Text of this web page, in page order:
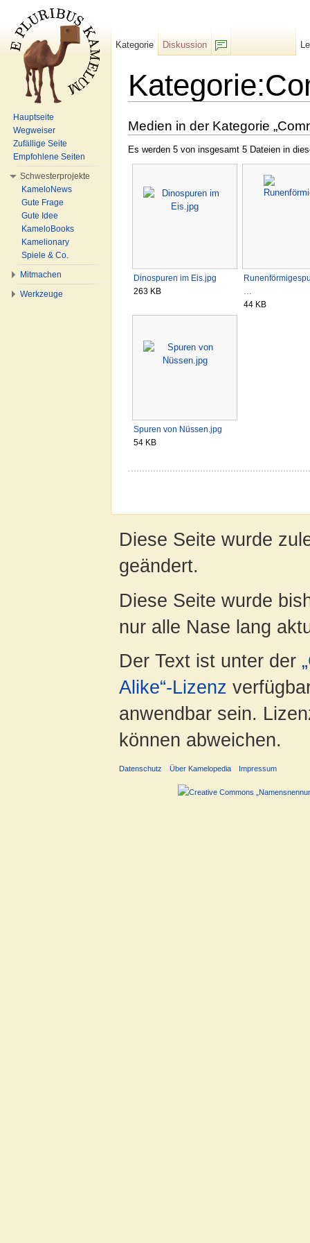
Medien in der Kategorie
Es werden 5 von insgesamt 5 Dateien in
Dinospuren im Eis.jpg
263 KB
44 KB
Spuren von Nüssen.jpg
54 KB
Kategorie
Diskussion
Hauptseite
Wegweiser
Zufällige Seite
Empfohlene Seiten
Schwesterprojekte
KameloNews
Gute Frage
Gute Idee
KameloBooks
Kamelionary
Spiele & Co.
Mitmachen
Werkzeuge
Diese Seite wurde
geändert.
Diese Seite wurde
nur alle Nase lang
Der Text ist unter der
Alike“-Lizenz
anwendbar sein.
können abweichen.
Datenschutz Über Kamelopedia Impressum